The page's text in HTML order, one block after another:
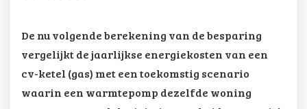
De nu volgende berekening van de besparing
vergelijkt de jaarlijkse energiekosten van een
cv-ketel (gas) met een toekomstig scenario
waarin een warmtepomp dezelfde woning